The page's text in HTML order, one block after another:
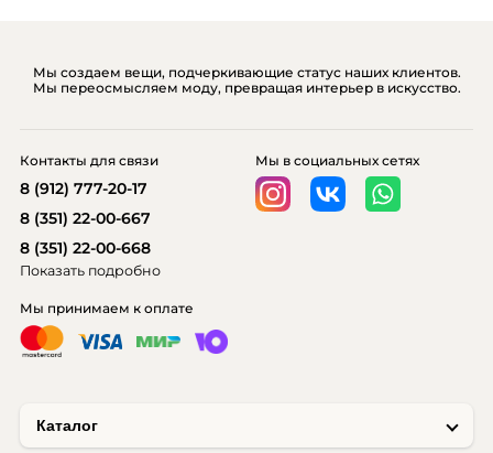
Мы создаем вещи, подчеркивающие статус наших клиентов.
Мы переосмысляем моду, превращая интерьер в искусство.
Каталог
Мы принимаем к оплате
Мы в социальных сетях
Контакты для связи
8 (912) 777-20-17
8 (351) 22-00-667
8 (351) 22-00-668
Показать подробно